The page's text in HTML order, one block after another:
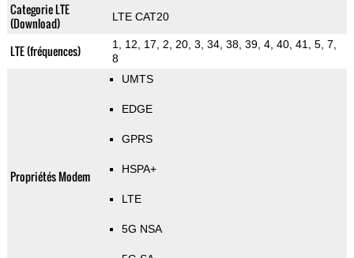
Categorie LTE
(Download)
LTE CAT20
LTE (fréquences)
1, 12, 17, 2, 20, 3, 34, 38, 39, 4, 40, 41, 5, 7,
8
Propriétés Modem
UMTS
EDGE
GPRS
HSPA+
LTE
5G NSA